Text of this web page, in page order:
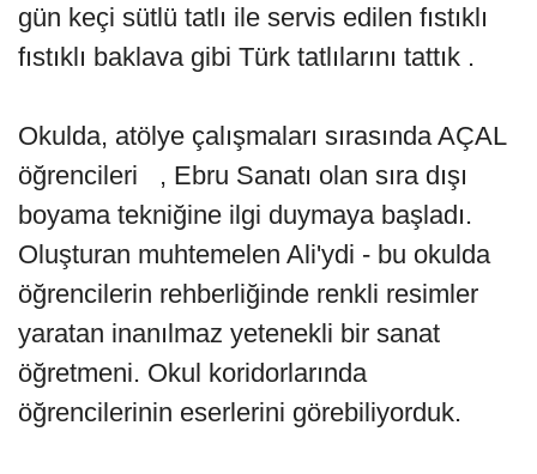
gün keçi sütlü tatlı ile servis edilen fıstıklı
fıstıklı baklava gibi Türk tatlılarını tattık .
Okulda, atölye çalışmaları sırasında AÇAL
öğrencileri , Ebru Sanatı olan sıra dışı
boyama tekniğine ilgi duymaya başladı.
Oluşturan muhtemelen Ali'ydi - bu okulda
öğrencilerin rehberliğinde renkli resimler
yaratan inanılmaz yetenekli bir sanat
öğretmeni. Okul koridorlarında
öğrencilerinin eserlerini görebiliyorduk.